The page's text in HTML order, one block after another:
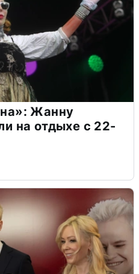
Жанну
на отдыхе с 22-